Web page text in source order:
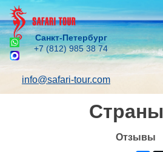
Санкт-Петербург
+7 (812) 985 38 74
info@safari-tour.com
Страны
Отзывы